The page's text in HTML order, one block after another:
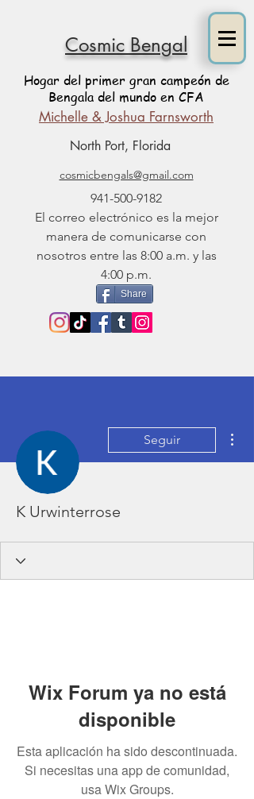
Cosmic Bengal
Hogar del primer gran campeón de
Bengala del mundo en CFA
Michelle & Joshua Farnsworth
North Port, Florida
cosmicbengals@gmail.com
941-500-9182
El correo electrónico es la mejor
manera de comunicarse con
nosotros entre las 8:00 a.m. y las
4:00 p.m.
Share
Seguir
K Urwinterrose
Wix Forum ya no está
disponible
Esta aplicación ha sido descontinuada.
Si necesitas una app de comunidad,
usa Wix Groups.